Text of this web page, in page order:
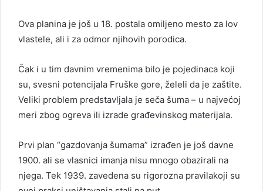
Ova planina je još u 18. postala omiljeno mesto za lov
vlastele, ali i za odmor njihovih porodica.
Čak i u tim davnim vremenima bilo je pojedinaca koji
su, svesni potencijala Fruške gore, želeli da je zaštite.
Veliki problem predstavljala je seča šuma – u najvećoj
meri zbog ogreva ili izrade građevinskog materijala.
Prvi plan “gazdovanja šumama” izrađen je još davne
1900. ali se vlasnici imanja nisu mnogo obazirali na
njega. Tek 1939. zavedena su rigorozna pravilakoji su